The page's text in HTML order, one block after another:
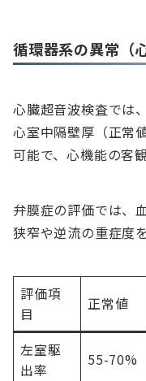
循環器系の異常（
心臓超音波検査では
心室中隔壁厚（正常
可能で、心機能の客
弁膜症の評価では、
狭窄や逆流の重症度
評価項
目
正常値
左室駆
出率
55-70%